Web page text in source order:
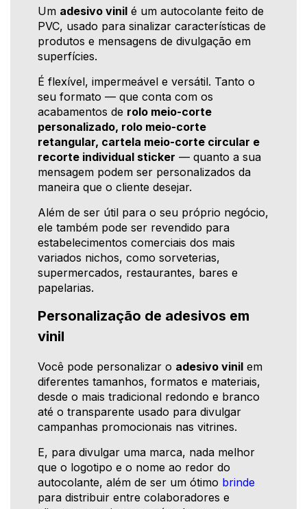
Um adesivo vinil é um autocolante feito de
PVC, usado para sinalizar características de
produtos e mensagens de divulgação em
superfícies.
É flexível, impermeável e versátil. Tanto o
seu formato — que conta com os
acabamentos de rolo meio-corte
personalizado, rolo meio-corte
retangular, cartela meio-corte circular e
recorte individual sticker — quanto a sua
mensagem podem ser personalizados da
maneira que o cliente desejar.
Além de ser útil para o seu próprio negócio,
ele também pode ser revendido para
estabelecimentos comerciais dos mais
variados nichos, como sorveterias,
supermercados, restaurantes, bares e
papelarias.
Personalização de adesivos em
vinil
Você pode personalizar o adesivo vinil em
diferentes tamanhos, formatos e materiais,
desde o mais tradicional redondo e branco
até o transparente usado para divulgar
campanhas promocionais nas vitrines.
E, para divulgar uma marca, nada melhor
que o logotipo e o nome ao redor do
autocolante, além de ser um ótimo brinde
para distribuir entre colaboradores e